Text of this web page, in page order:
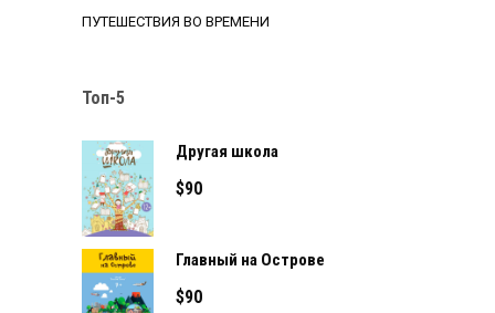
ПУТЕШЕСТВИЯ ВО ВРЕМЕНИ
Топ-5
Другая школа
$90
Главный на Острове
$90